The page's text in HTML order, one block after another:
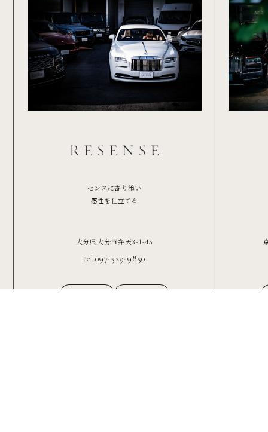
センスに寄り添い
感性を仕立てる
大分県大分市弁天3-1-45
tel.097-529-9850